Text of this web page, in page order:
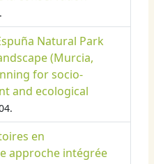
Natural Park
(Murcia,
for socio-
and ecological
en
approche intégrée